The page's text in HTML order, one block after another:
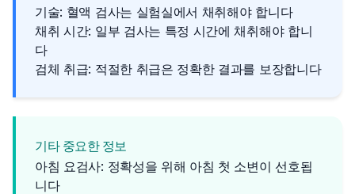
기술: 혈액 검사는 실험실에서 채취해야 합니다
채취 시간: 일부 검사는 특정 시간에 채취해야 합니
다
검체 취급: 적절한 취급은 정확한 결과를 보장합니다
기타 중요한 정보
아침 요검사: 정확성을 위해 아침 첫 소변이 선호됩
니다